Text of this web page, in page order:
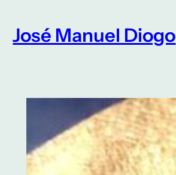
para
José Manuel Diogo